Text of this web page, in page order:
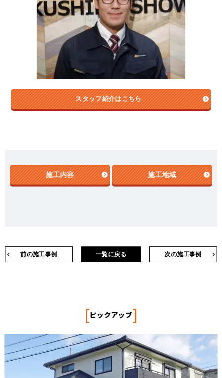
スタッフ紹介はこちら
施工内容 施工地域
前の施工事例 次の施工事例
一覧に戻る
[ピックアップ]